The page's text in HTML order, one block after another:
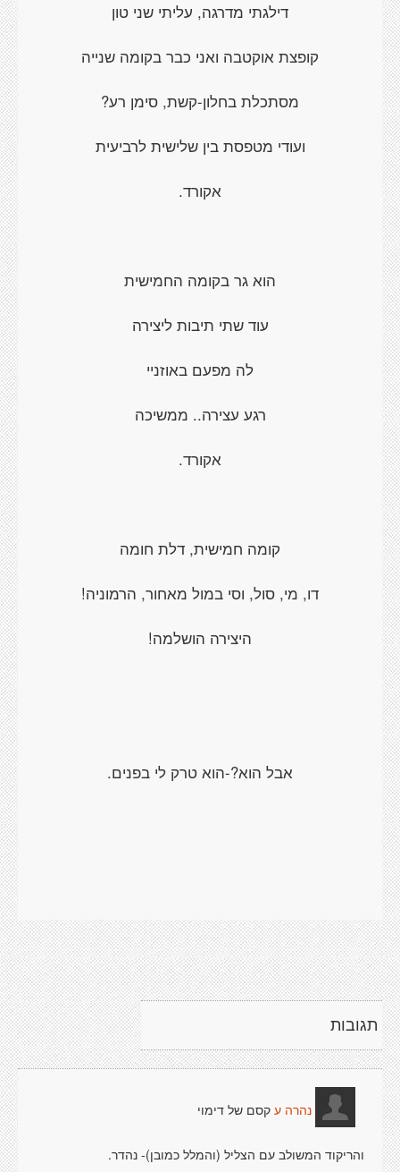
דילגתי מדרגה, עליתי שני טון
קופצת אוקטבה ואני כבר בקומה שנייה
מסתכלת בחלון-קשת, סימן רע?
ועודי מטפסת בין שלישית לרביעית
אקורד.
הוא גר בקומה החמישית
עוד שתי תיבות ליצירה
לה מפעם באוזניי
רגע עצירה.. ממשיכה
אקורד.
קומה חמישית, דלת חומה
דו, מי, סול, וסי במול מאחור, הרמוניה!
היצירה הושלמה!
אבל הוא?-הוא טרק לי בפנים.
תגובות
נהרה ע קסם של דימוי
והריקוד המשולב עם הצליל (והמלל כמובן)- נהדר.